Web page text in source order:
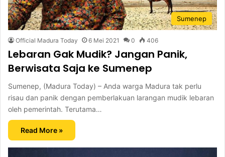
Sumenep
Official Madura Today 6 Mei 2021 0 406
Lebaran Gak Mudik? Jangan Panik,
Berwisata Saja ke Sumenep
Sumenep, (Madura Today) – Anda warga Madura tak perlu
risau dan panik dengan pemberlakuan larangan mudik lebaran
oleh pemerintah. Terutama…
Read More »